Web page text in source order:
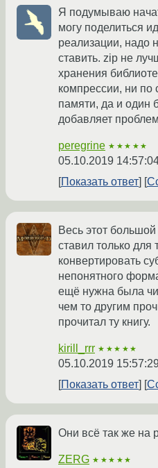
Я подумываю
могу поделиться
реализации, надо
ставить. zip не
хранения
компрессии, ни по
памяти, да и один
добавляет
peregrine ★★★★★
05.10.2019
Показать ответ
Весь этот
ставил только для
конвертировать
непонятного
ещё нужна была
чем то другим
прочитал ту книгу.
kirill_rrr ★★★★★
05.10.2019
Показать ответ
Они всё так же на
ZERG ★★★★★